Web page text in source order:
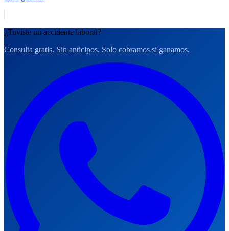
¿Tuviste un accidente laboral?
Consulta gratis. Sin anticipos. Solo cobramos si ganamos.